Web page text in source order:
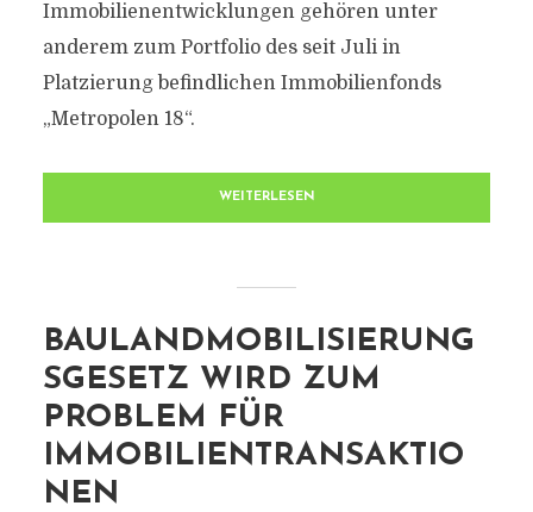
Immobilienentwicklungen gehören unter
anderem zum Portfolio des seit Juli in
Platzierung befindlichen Immobilienfonds
„Metropolen 18“.
WEITERLESEN
BAULANDMOBILISIERUNG
SGESETZ WIRD ZUM
PROBLEM FÜR
IMMOBILIENTRANSAKTIO
NEN